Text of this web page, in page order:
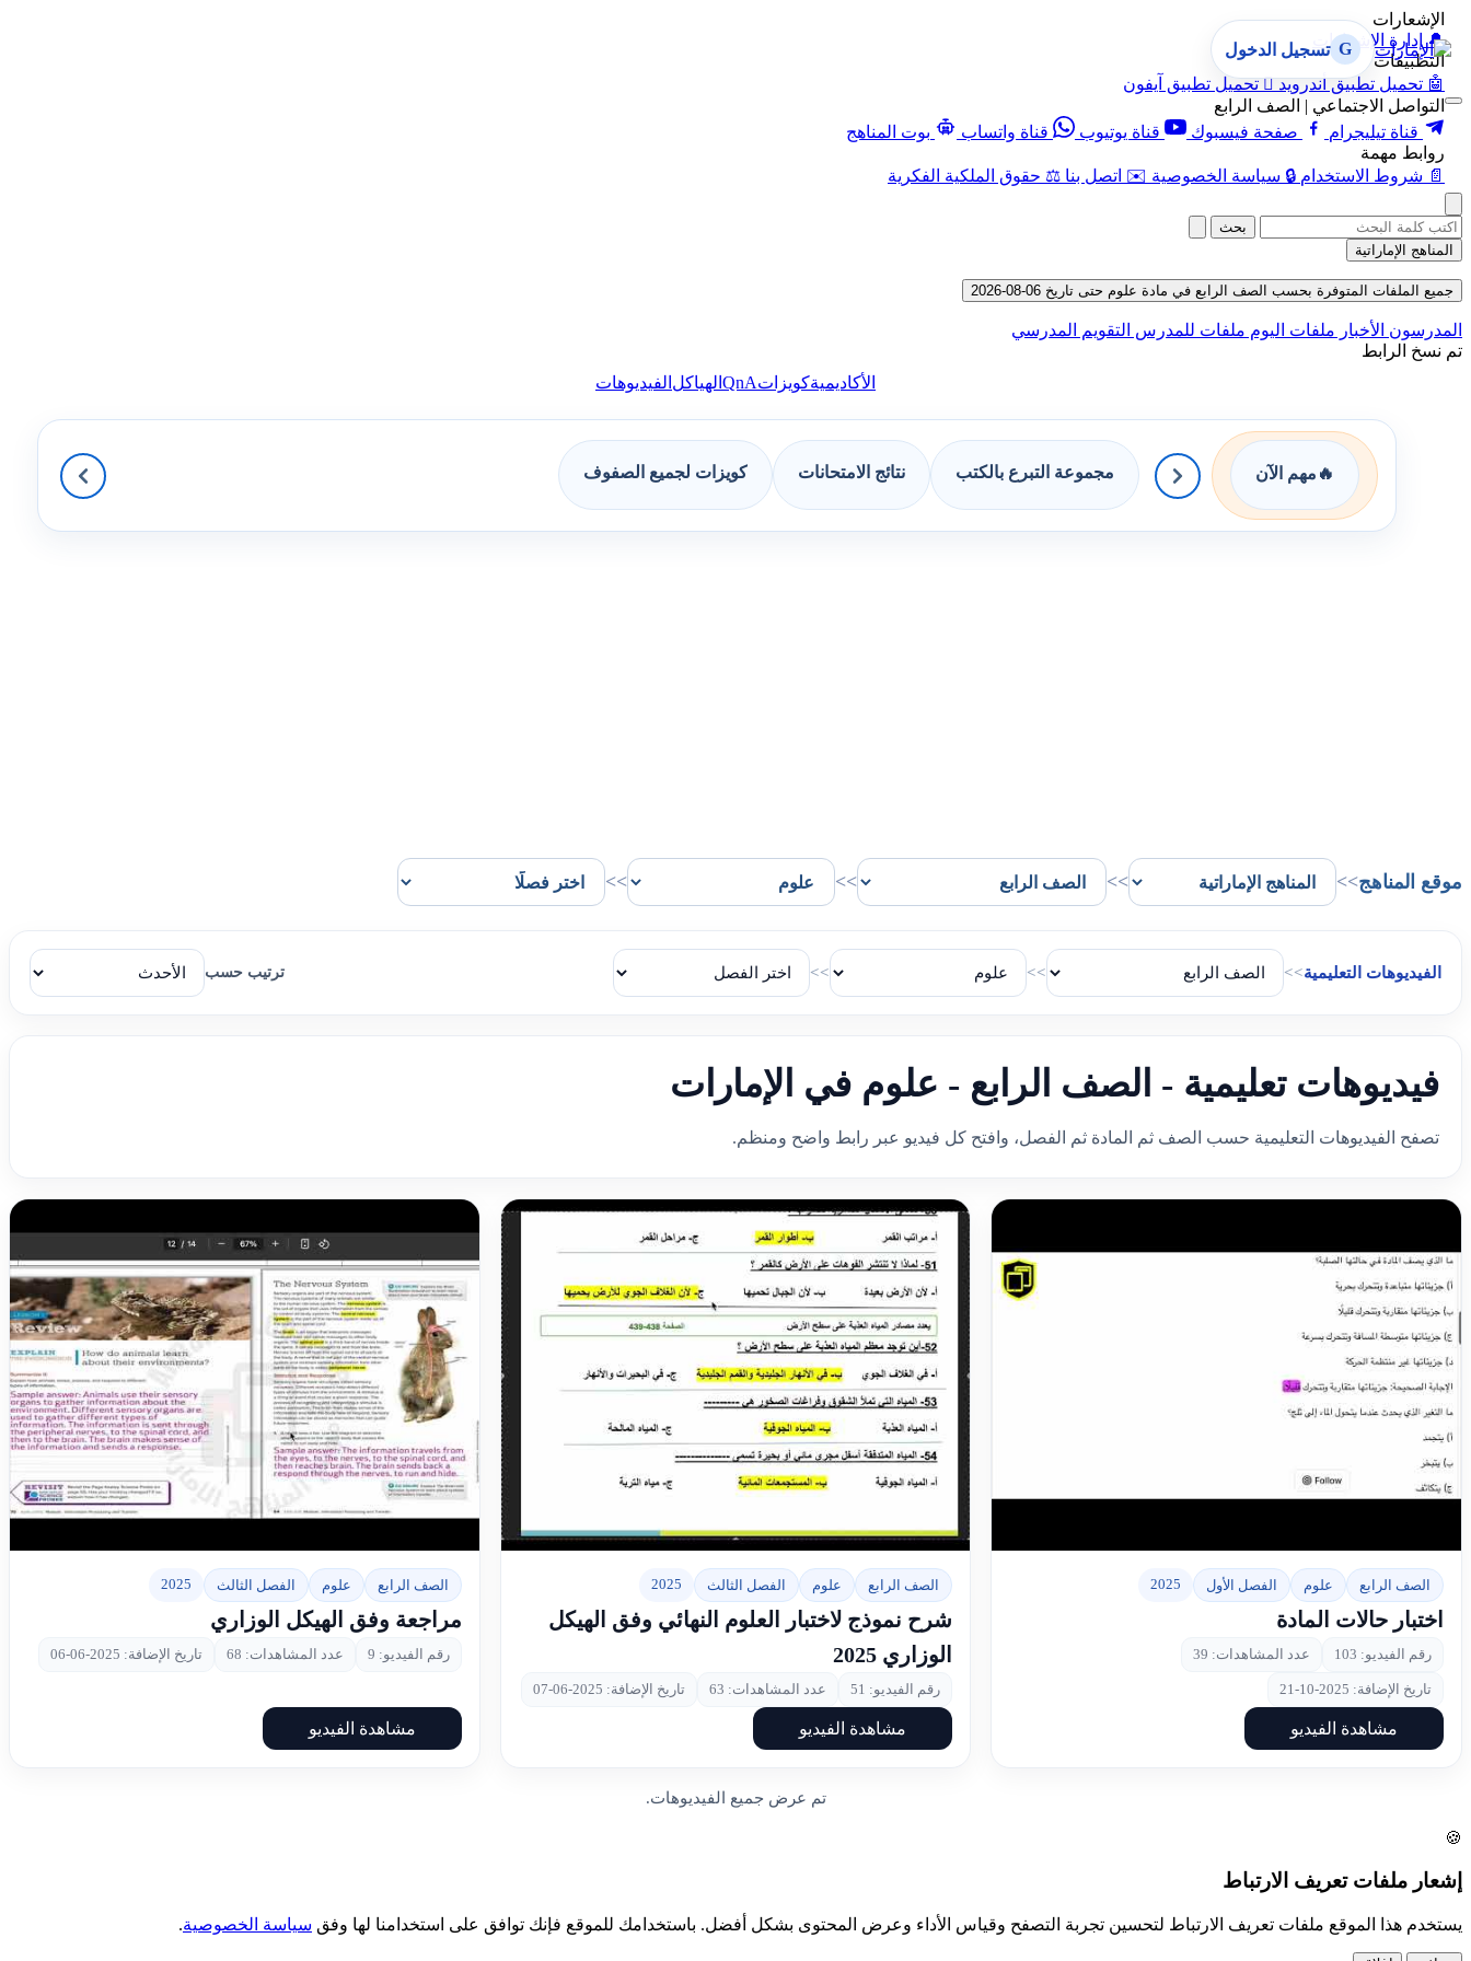
الإشعارات
🔔 إدارة الإشعارات
التطبيقات
🤖 تحميل تطبيق أندرويد  تحميل تطبيق آيفون
التواصل الاجتماعي | الصف الرابع
قناة تيليجرام
صفحة فيسبوك قناة يوتيوب قناة واتساب
بوت المناهج
روابط مهمة
📄 شروط الاستخدام 🔒 سياسة الخصوصية ✉️ اتصل بنا ⚖️ حقوق الملكية الفكرية
G تسجيل الدخول
بحث
المناهج الإماراتية
جميع الملفات المتوفرة بحسب الصف الرابع في مادة علوم حتى تاريخ 06-08-2026
المدرسون الأخبار ملفات اليوم ملفات للمدرس التقويم المدرسي
تم نسخ الرابط
الأكاديميةكويزاتQnA الهياكل الفيديوهات
🔥 مهم الآن مجموعة التبرع بالكتب نتائج الامتحانات كويزات لجميع الصفوف
موقع المناهج>>
>>
>>
>>
الفيديوهات التعليمية>>
>>
>> ترتيب حسب
فيديوهات تعليمية - الصف الرابع - علوم في الإمارات
تصفح الفيديوهات التعليمية حسب الصف ثم المادة ثم الفصل، وافتح كل فيديو عبر رابط واضح ومنظم.
▶الصف الرابع علوم الفصل الأول 2025
اختبار حالات المادة
رقم الفيديو: 103 عدد المشاهدات: 39
تاريخ الإضافة: 2025-10-21
مشاهدة الفيديو
▶الصف الرابع علوم الفصل الثالث 2025
شرح نموذج لاختبار العلوم النهائي وفق الهيكل
الوزاري 2025
رقم الفيديو: 51 عدد المشاهدات: 63 تاريخ الإضافة: 2025-06-07
مشاهدة الفيديو
▶الصف الرابع علوم الفصل الثالث 2025
مراجعة وفق الهيكل الوزاري
رقم الفيديو: 9 عدد المشاهدات: 68 تاريخ الإضافة: 2025-06-06
مشاهدة الفيديو
تم عرض جميع الفيديوهات.
🍪
إشعار ملفات تعريف الارتباط
يستخدم هذا الموقع ملفات تعريف الارتباط لتحسين تجربة التصفح وقياس الأداء وعرض المحتوى بشكل أفضل. باستخدامك للموقع فإنك توافق على استخدامنا لها وفق سياسة الخصوصية.